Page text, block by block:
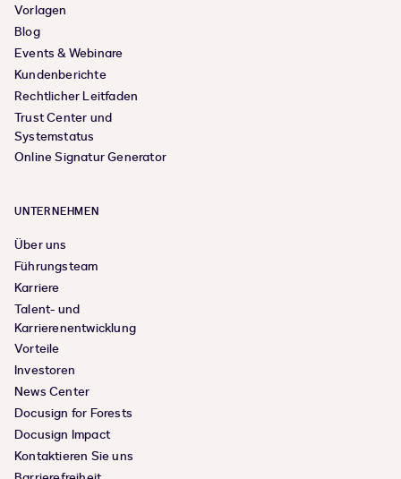
Vorlagen
Blog
Events & Webinare
Kundenberichte
Rechtlicher Leitfaden
Trust Center und
Systemstatus
Online Signatur Generator
UNTERNEHMEN
Über uns
Führungsteam
Karriere
Talent- und
Karrierenentwicklung
Vorteile
Investoren
News Center
Docusign for Forests
Docusign Impact
Kontaktieren Sie uns